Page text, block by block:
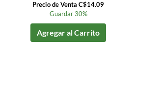
Precio de Venta C$14.09
Guardar 30%
Agregar al Carrito